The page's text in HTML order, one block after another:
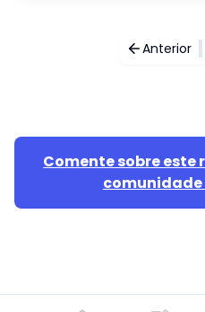
Anterior
Comente sobre este